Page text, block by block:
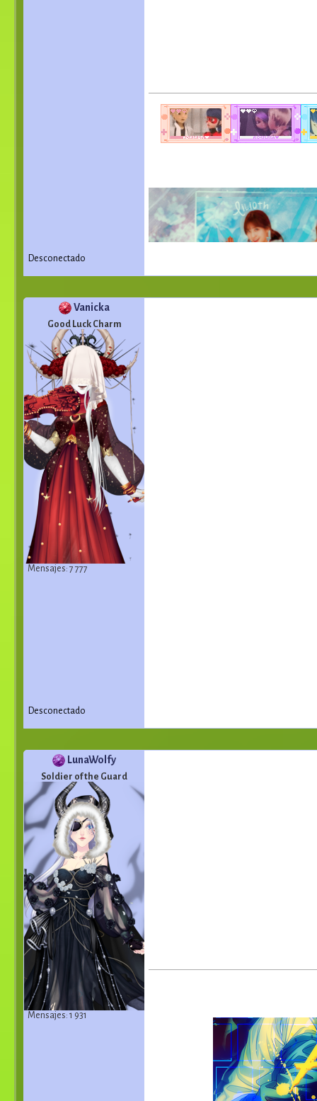
Desconectado
Vanicka
Good Luck Charm
Mensajes: 7 777
Desconectado
LunaWolfy
Soldier of the Guard
Mensajes: 1 931